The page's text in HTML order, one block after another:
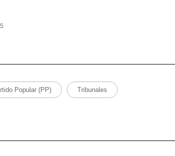
Popular (PP) Tribunales